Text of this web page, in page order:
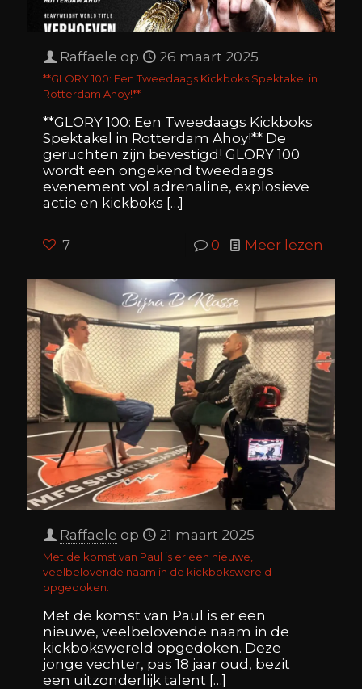
Raffaele op 26 maart 2025
**GLORY 100: Een Tweedaags Kickboks Spektakel in
Rotterdam Ahoy!**
**GLORY 100: Een Tweedaags Kickboks
Spektakel in Rotterdam Ahoy!** De
geruchten zijn bevestigd! GLORY 100
wordt een ongekend tweedaags
evenement vol adrenaline, explosieve
actie en kickboks […]
7 0 Meer lezen
Raffaele op 21 maart 2025
Met de komst van Paul is er een nieuwe,
veelbelovende naam in de kickbokswereld
opgedoken.
Met de komst van Paul is er een
nieuwe, veelbelovende naam in de
kickbokswereld opgedoken. Deze
jonge vechter, pas 18 jaar oud, bezit
een uitzonderlijk talent […]